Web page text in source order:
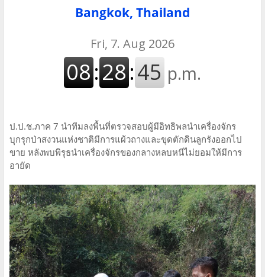
Bangkok, Thailand
ป.ป.ช.ภาค 7 นำทีมลงพื้นที่ตรวจสอบผู้มีอิทธิพลนำเครื่องจักร
บุกรุกป่าสงวนแห่งชาติมีการแผ้วถางและขุดตักดินลูกรังออกไป
ขาย หลังพบพิรุธนำเครื่องจักรของกลางหลบหนีไม่ยอมให้มีการ
อายัด